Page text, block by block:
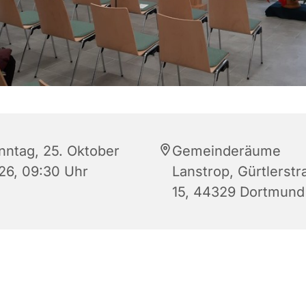
25. Oktober
09:30 Uhr
Gemeinderäume
Lanstrop,
15, 44329 Dortmund